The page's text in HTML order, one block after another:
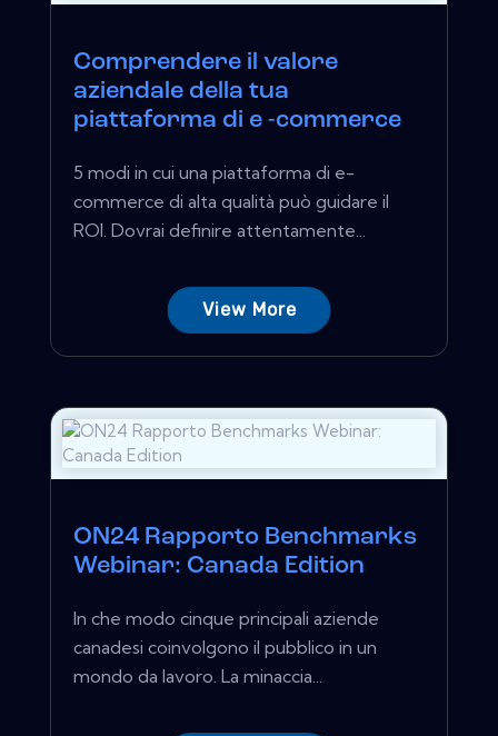
Comprendere il valore
aziendale della tua
piattaforma di e -commerce
5 modi in cui una piattaforma di e-
commerce di alta qualità può guidare il
ROI. Dovrai definire attentamente...
View More
ON24 Rapporto Benchmarks
Webinar: Canada Edition
In che modo cinque principali aziende
canadesi coinvolgono il pubblico in un
mondo da lavoro. La minaccia...